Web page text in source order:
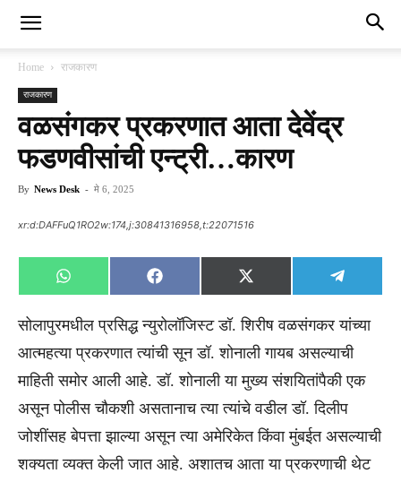
Home राजकारण
राजकारण
वळसंगकर प्रकरणात आता देवेंद्र
फडणवीसांची एन्ट्री…कारण
By News Desk - मे 6, 2025
xr:d:DAFFuQ1RO2w:174,j:30841316958,t:22071516
Share
on
WhatsApp
Share
on
Facebook
Share
on
X
(Twitter)
Share
on
सोलापुरमधील प्रसिद्ध न्युरोलॉजिस्ट डॉ. शिरीष वळसंगकर यांच्या
आत्महत्या प्रकरणात त्यांची सून डॉ. शोनाली गायब असल्याची
माहिती समोर आली आहे. डॉ. शोनाली या मुख्य संशयितांपैकी एक
असून पोलीस चौकशी असतानाच त्या त्यांचे वडील डॉ. दिलीप
जोशींसह बेपत्ता झाल्या असून त्या अमेरिकेत किंवा मुंबईत असल्याची
शक्यता व्यक्त केली जात आहे. अशातच आता या प्रकरणाची थेट